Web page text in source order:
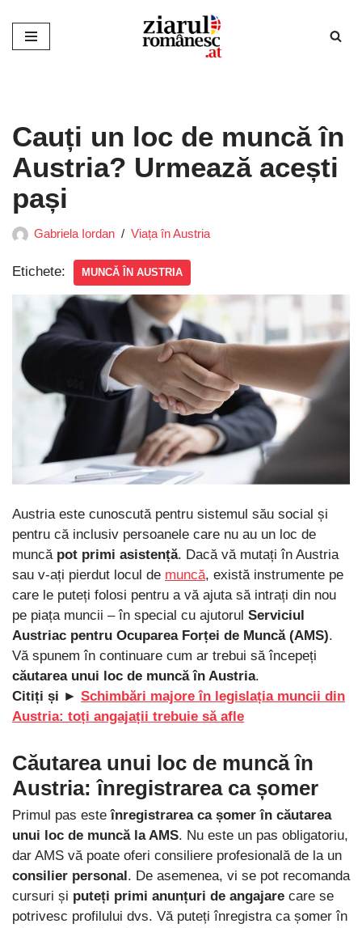
Sari
Cauți un loc de muncă în
Austria? Urmează acești
pași
Gabriela Iordan Viața în Austria
Etichete: MUNCĂ ÎN AUSTRIA
Austria este cunoscută pentru sistemul său social și
pentru că inclusiv persoanele care nu au un loc de
muncă pot primi asistență. Dacă vă mutați în Austria
sau v-ați pierdut locul de muncă, există instrumente pe
care le puteți folosi pentru a vă ajuta să intrați din nou
pe piața muncii – în special cu ajutorul Serviciul
Austriac pentru Ocuparea Forței de Muncă (AMS).
Vă spunem în continuare cum ar trebui să începeți
căutarea unui loc de muncă în Austria.
Citiți și ► Schimbări majore în legislația muncii din
Austria: toți angajații trebuie să afle
Căutarea unui loc de muncă în
Austria: înregistrarea ca șomer
Primul pas esteînregistrarea ca șomer în căutarea
unui loc de muncă la AMS. Nu este un pas obligatoriu,
dar AMS vă poate oferi consiliere profesională de la un
consilier personal. De asemenea, vi se pot recomanda
cursuri și puteți primi anunțuri de angajare care se
potrivesc profilului dvs. Vă puteți înregistra ca șomer în